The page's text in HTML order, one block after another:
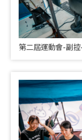
第二屆運動會-副